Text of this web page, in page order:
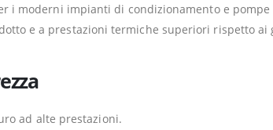
i moderni impianti di condizionamento e pompe
e a prestazioni termiche superiori rispetto ai
ad alte prestazioni.